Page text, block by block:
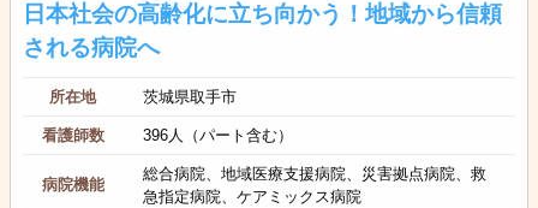
日本社会の高齢化に立ち向かう！地域から信頼
される病院へ
所在地 茨城県取手市
看護師数 396人（パート含む）
病院機能
総合病院、地域医療支援病院、災害拠点病院、救
急指定病院、ケアミックス病院